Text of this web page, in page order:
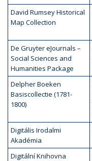
David Rumsey Historical
Map Collection
De Gruyter eJournals –
Social Sciences and
Humanities Package
Delpher Boeken
Basiscollectie (1781-
1800)
Digitális Irodalmi
Akadémia
Digitální Knihovna